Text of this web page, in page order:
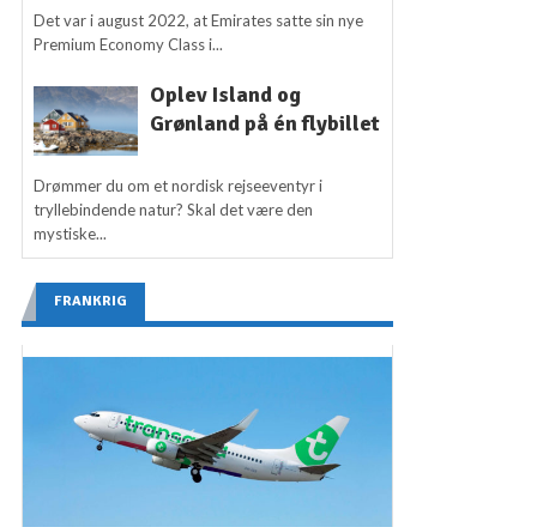
Det var i august 2022, at Emirates satte sin nye
Premium Economy Class i...
Oplev Island og
Grønland på én flybillet
Drømmer du om et nordisk rejseeventyr i
tryllebindende natur? Skal det være den
mystiske...
FRANKRIG